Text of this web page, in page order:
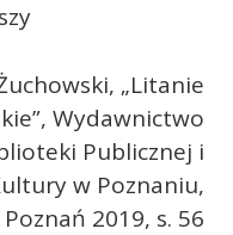
„Litanie
Wydawnictwo
Publicznej i
w Poznaniu,
Poznań 2019, s. 56